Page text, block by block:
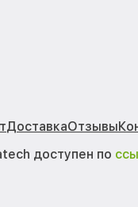
ДоставкаОтзывы
доступен по